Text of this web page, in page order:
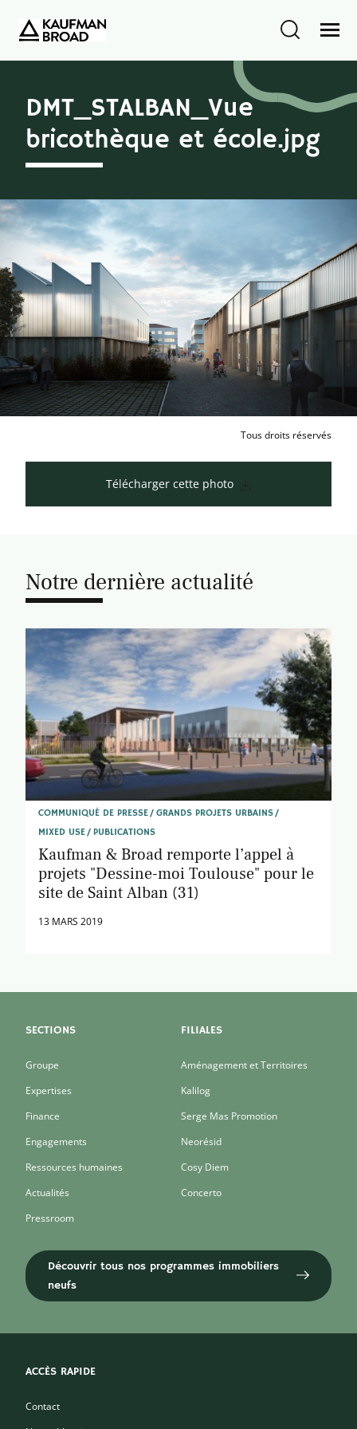
DMT_STALBAN_Vue
bricothèque et école.jpg
Tous droits réservés
Télécharger cette photo
Notre dernière actualité
COMMUNIQUÉ DE PRESSE
GRANDS PROJETS URBAINS
MIXED USE
PUBLICATIONS
Kaufman & Broad remporte l’appel à
projets "Dessine-moi Toulouse" pour le
site de Saint Alban (31)
13 MARS 2019
SECTIONS
Groupe
Expertises
Finance
Engagements
Ressources humaines
Actualités
Pressroom
FILIALES
Aménagement et Territoires
Kalilog
Serge Mas Promotion
Neorésid
Cosy Diem
Concerto
Découvrir tous nos programmes immobiliers
neufs
ACCÈS RAPIDE
Contact